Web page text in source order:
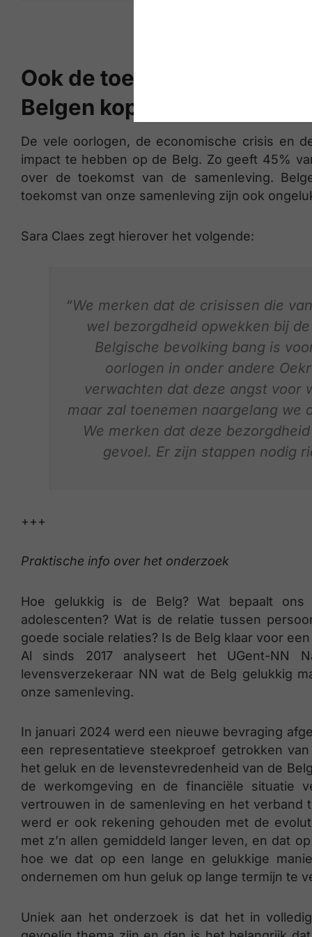
Ook de toekomst van de
Belgen kopzorgen
De vele oorlogen, de economische crisis en
impact te hebben op de Belg. Zo geeft 45%
over de toekomst van de samenleving.
toekomst van onze samenleving zijn ook
Sara Claes zegt hierover het volgende:
“We merken dat de crisissen die
wel bezorgdheid opwekken bij
Belgische bevolking bang is
oorlogen in onder andere
verwachten dat deze angst voor
maar zal toenemen naargelang we
We merken dat deze
gevoel. Er zijn stappen nodig
+++
Praktische info over het onderzoek
Hoe gelukkig is de Belg? Wat bepaalt ons
adolescenten? Wat is de relatie tussen
goede sociale relaties? Is de Belg klaar voor
Al sinds 2017 analyseert het UGent-NN
levensverzekeraar NN wat de Belg gelukkig
onze samenleving.
In januari 2024 werd een nieuwe bevraging
een representatieve steekproef getrokken
het geluk en de levenstevredenheid van de
de werkomgeving en de financiële situatie
vertrouwen in de samenleving en het verband
werd er ook rekening gehouden met de
met z’n allen gemiddeld langer leven, en dat
hoe we dat op een lange en gelukkige
ondernemen om hun geluk op lange termijn te
Uniek aan het onderzoek is dat het in